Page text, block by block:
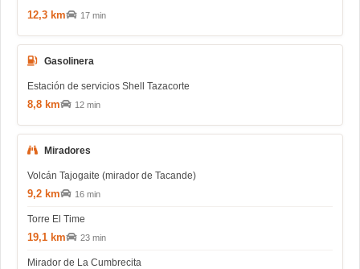
12,3 km 17 min
Gasolinera
Estación de servicios Shell Tazacorte
8,8 km 12 min
Miradores
Volcán Tajogaite (mirador de Tacande)
9,2 km 16 min
Torre El Time
19,1 km 23 min
Mirador de La Cumbrecita